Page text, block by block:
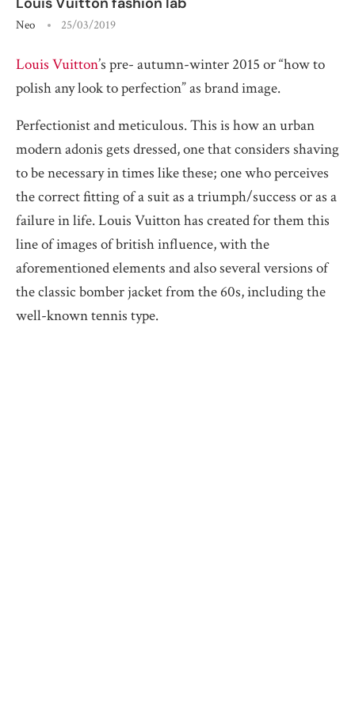
Neo 25/03/2019
Louis Vuitton’s pre- autumn-winter 2015 or “how to
polish any look to perfection” as brand image.
Perfectionist and meticulous. This is how an urban
modern adonis gets dressed, one that considers shaving
to be necessary in times like these; one who perceives
the correct fitting of a suit as a triumph/success or as a
failure in life. Louis Vuitton has created for them this
line of images of british influence, with the
aforementioned elements and also several versions of
the classic bomber jacket from the 60s, including the
well-known tennis type.